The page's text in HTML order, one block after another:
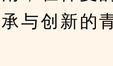
与创新的